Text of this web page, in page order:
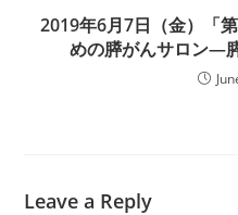
2019年6月7日（金）「
めの膵がんサロン―
Leave a Reply